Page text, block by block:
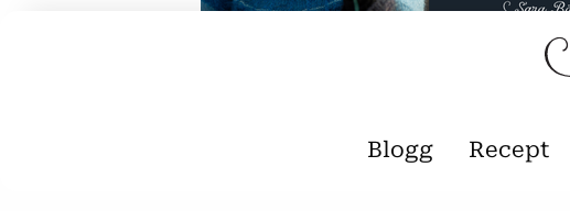
Blogg Recept